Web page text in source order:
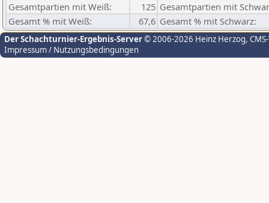
Gesamtpartien mit Weiß:
125 Gesamtpartien mit
Gesamt % mit Weiß:
67,6 Gesamt % mit Schwarz:
Der Schachturnier-Ergebnis-Server© 2006-2026 Heinz Herzog,
Impressum / Nutzungsbedingungen